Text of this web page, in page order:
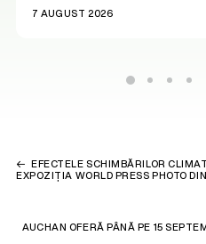
7 AUGUST 2026
EFECTELE SCHIMBĂRILOR
EXPOZIȚIA WORLD PRESS PHOTO
AUCHAN OFERĂ PÂNĂ PE 15